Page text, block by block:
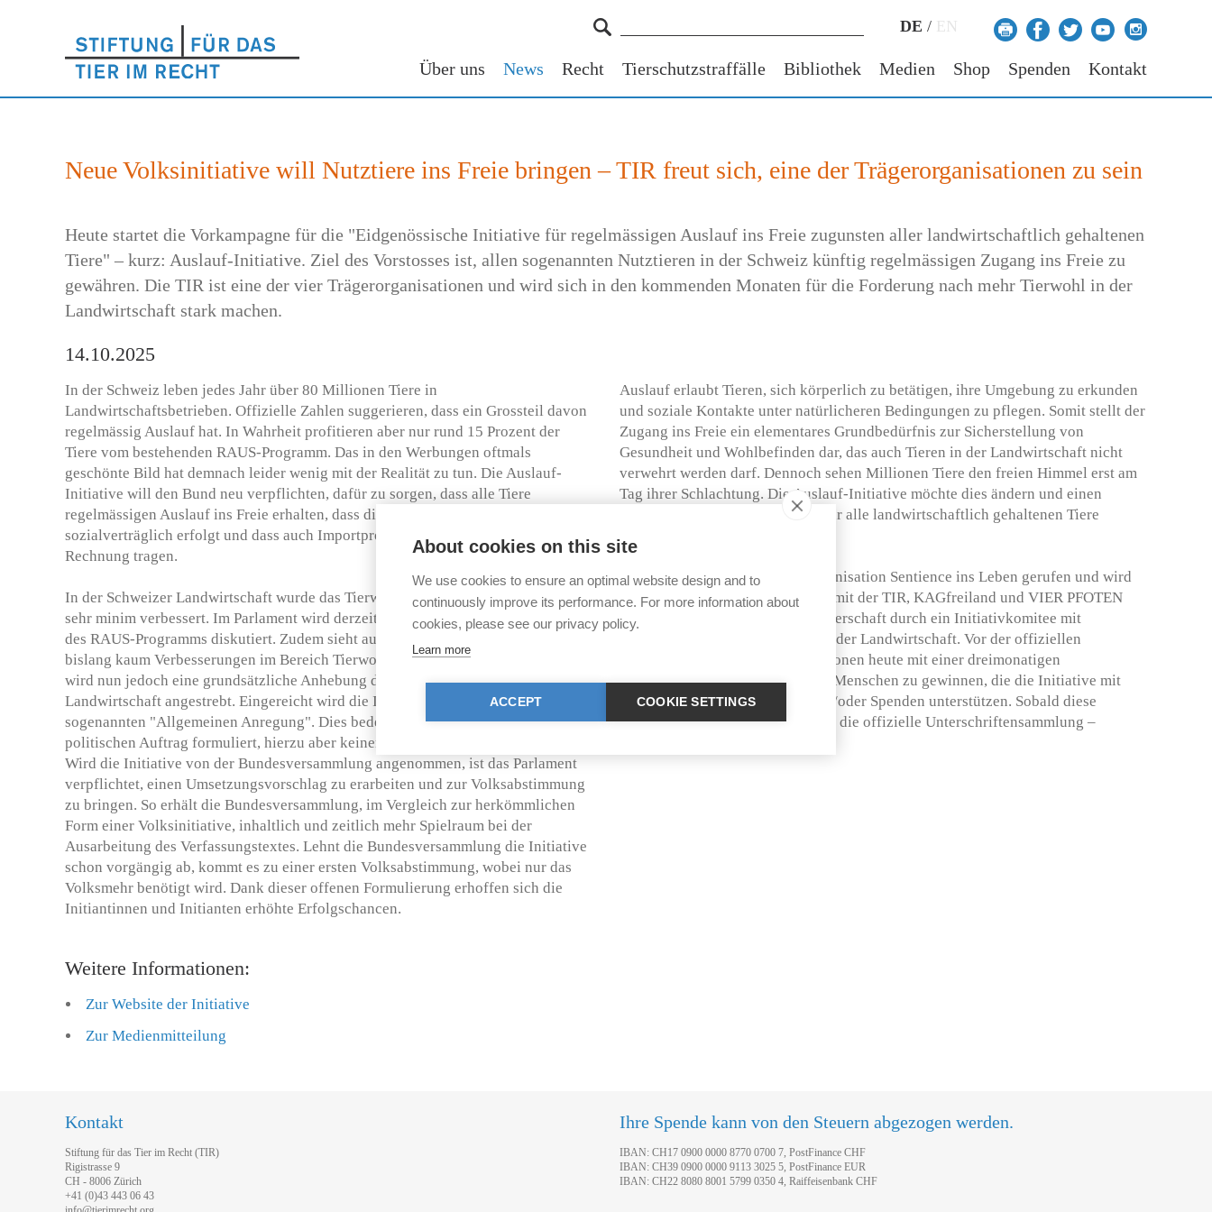
DE / EN
Über uns News Recht Tierschutzstraffälle Bibliothek Medien Shop Spenden Kontakt
Neue Volksinitiative will Nutztiere ins Freie bringen – TIR freut sich, eine der Trägerorganisationen zu sein
Heute startet die Vorkampagne für die "Eidgenössische Initiative für regelmässigen Auslauf ins Freie zugunsten aller landwirtschaftlich gehaltenen
Tiere" – kurz: Auslauf-Initiative. Ziel des Vorstosses ist, allen sogenannten Nutztieren in der Schweiz künftig regelmässigen Zugang ins Freie zu
gewähren. Die TIR ist eine der vier Trägerorganisationen und wird sich in den kommenden Monaten für die Forderung nach mehr Tierwohl in der
Landwirtschaft stark machen.
14.10.2025
In der Schweiz leben jedes Jahr über 80 Millionen Tiere in
Landwirtschaftsbetrieben. Offizielle Zahlen suggerieren, dass ein Grossteil davon
regelmässig Auslauf hat. In Wahrheit profitieren aber nur rund 15 Prozent der
Tiere vom bestehenden RAUS-Programm. Das in den Werbungen oftmals
geschönte Bild hat demnach leider wenig mit der Realität zu tun. Die Auslauf-
Initiative will den Bund neu verpflichten, dafür zu sorgen, dass alle Tiere
regelmässigen Auslauf ins Freie erhalten, dass die Umsetzung dieser Forderung
sozialverträglich erfolgt und dass auch Importprodukte diesem Grundsatz
Rechnung tragen.
In der Schweizer Landwirtschaft wurde das Tierwohl in den letzten Jahren nur
sehr minim verbessert. Im Parlament wird derzeit sogar über eine Aufweichung
des RAUS-Programms diskutiert. Zudem sieht auch die geplante Agrarpolitik 2030
bislang kaum Verbesserungen im Bereich Tierwohl vor. Mit der Auslauf-Initiative
wird nun jedoch eine grundsätzliche Anhebung des Tierwohlstandards in der
Landwirtschaft angestrebt. Eingereicht wird die Initiative in Form einer
sogenannten "Allgemeinen Anregung". Dies bedeutet, dass sie zwar den
politischen Auftrag formuliert, hierzu aber keinen konkreten Gesetzestext vorgibt.
Wird die Initiative von der Bundesversammlung angenommen, ist das Parlament
verpflichtet, einen Umsetzungsvorschlag zu erarbeiten und zur Volksabstimmung
zu bringen. So erhält die Bundesversammlung, im Vergleich zur herkömmlichen
Form einer Volksinitiative, inhaltlich und zeitlich mehr Spielraum bei der
Ausarbeitung des Verfassungstextes. Lehnt die Bundesversammlung die Initiative
schon vorgängig ab, kommt es zu einer ersten Volksabstimmung, wobei nur das
Volksmehr benötigt wird. Dank dieser offenen Formulierung erhoffen sich die
Initiantinnen und Initianten erhöhte Erfolgschancen.
Auslauf erlaubt Tieren, sich körperlich zu betätigen, ihre Umgebung zu erkunden
und soziale Kontakte unter natürlicheren Bedingungen zu pflegen. Somit stellt der
Zugang ins Freie ein elementares Grundbedürfnis zur Sicherstellung von
Gesundheit und Wohlbefinden dar, das auch Tieren in der Landwirtschaft nicht
verwehrt werden darf. Dennoch sehen Millionen Tiere den freien Himmel erst am
Tag ihrer Schlachtung. Die Auslauf-Initiative möchte dies ändern und einen
verbindlichen Mindeststandard für alle landwirtschaftlich gehaltenen Tiere
Die Initiative wurde von der Organisation Sentience ins Leben gerufen und wird
derzeit in enger Zusammenarbeit mit der TIR, KAGfreiland und VIER PFOTEN
vorbereitet. Ergänzt wird die Trägerschaft durch ein Initiativkomitee mit
Fachpersonen aus der Politik und der Landwirtschaft. Vor der offiziellen
Lancierung starten die Organisationen heute mit einer dreimonatigen
Vorkampagne. Ziel ist es, 20’000 Menschen zu gewinnen, die die Initiative mit
zugesicherten Unterschriften und/oder Spenden unterstützen. Sobald diese
Grundlage geschaffen ist, beginnt die offizielle Unterschriftensammlung –
Weitere Informationen:
Zur Website der Initiative
Zur Medienmitteilung
Kontakt
Stiftung für das Tier im Recht (TIR)
Rigistrasse 9
CH - 8006 Zürich
+41 (0)43 443 06 43
Ihre Spende kann von den Steuern abgezogen werden.
IBAN: CH17 0900 0000 8770 0700 7, PostFinance CHF
IBAN: CH39 0900 0000 9113 3025 5, PostFinance EUR
IBAN: CH22 8080 8001 5799 0350 4, Raiffeisenbank CHF
About cookies on this site
We use cookies to ensure an optimal website design and to
continuously improve its performance. For more information about
cookies, please see our privacy policy.
Learn more
ACCEPT COOKIE SETTINGS